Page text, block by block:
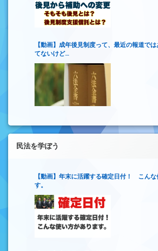
【動画】成年後見制度って、最近の報道で
てないけど…
民法を学ぼう
【動画】年末に活躍する確定日付！ こんな
す。